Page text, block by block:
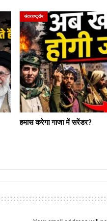
अंतरराष्ट्रीय
हमास करेगा गाजा में सरेंडर?